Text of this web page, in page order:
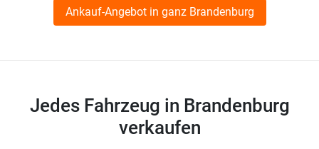
Ankauf-Angebot in ganz Brandenburg
Jedes Fahrzeug in Brandenburg
verkaufen